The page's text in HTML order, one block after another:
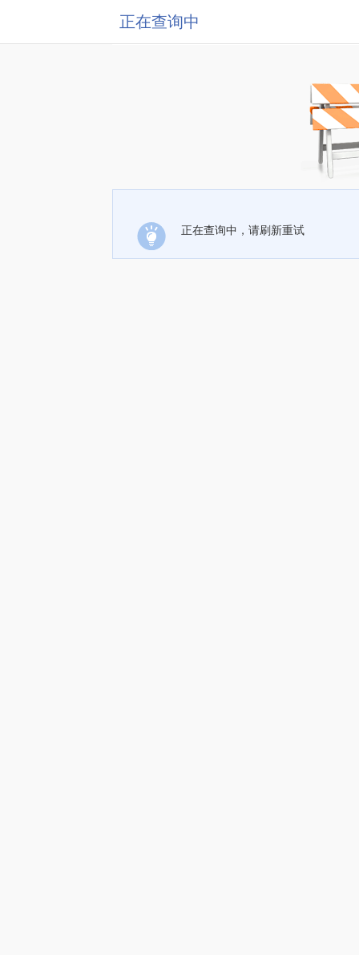
正在查询中
正在查询中，请刷新重试